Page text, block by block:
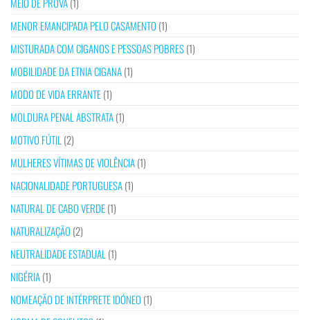
MENOR EMANCIPADA PELO CASAMENTO (1)
MISTURADA COM CIGANOS E PESSOAS POBRES(1)
MOBILIDADE DA ETNIA CIGANA(1)
MODO DE VIDA ERRANTE(1)
MOLDURA PENAL ABSTRATA(1)
MOTIVO FÚTIL (2)
MULHERES VÍTIMAS DE VIOLÊNCIA(1)
NACIONALIDADE PORTUGUESA(1)
NATURAL DE CABO VERDE(1)
NATURALIZAÇÃO (2)
NEUTRALIDADE ESTADUAL (1)
NIGÉRIA(1)
NOMEAÇÃO DE INTÉRPRETE IDÓNEO (1)